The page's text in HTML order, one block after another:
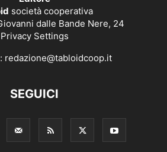
società cooperativa
dalle Bande Nere, 24
Privacy Settings
redazione@tabloidcoop.it
SEGUICI